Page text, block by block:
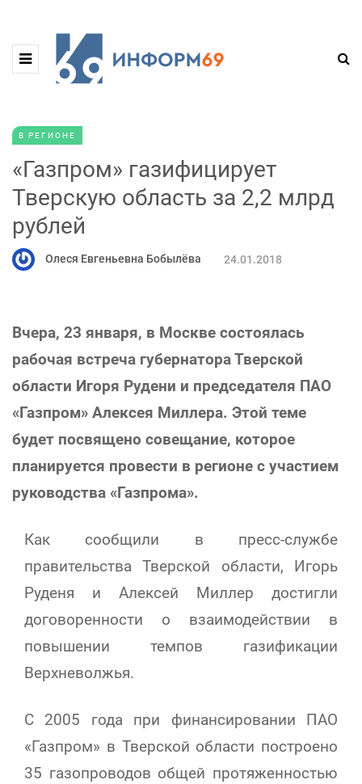
В РЕГИОНЕ
«Газпром» газифицирует
Тверскую область за 2,2 млрд
рублей
Олеся Евгеньевна Бобылёва 24.01.2018
Вчера, 23 января, в Москве состоялась
рабочая встреча губернатора Тверской
области Игоря Рудени и председателя ПАО
«Газпром» Алексея Миллера. Этой теме
будет посвящено совещание, которое
планируется провести в регионе с участием
руководства «Газпрома».
Как сообщили в пресс-службе
правительства Тверской области, Игорь
Руденя и Алексей Миллер достигли
договоренности о взаимодействии в
повышении темпов газификации
Верхневолжья.
С 2005 года при финансировании ПАО
«Газпром» в Тверской области построено
35 газопроводов общей протяженностью